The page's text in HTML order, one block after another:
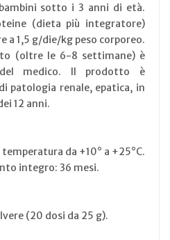
sotto i 3 anni di età.
(dieta più integratore)
a 1,5 g/die/kg peso corporeo.
(oltre le 6-8 settimane) è
medico. Il prodotto è
patologia renale, epatica, in
12 anni.
da +10° a +25°C.
integro: 36 mesi.
(20 dosi da 25 g).